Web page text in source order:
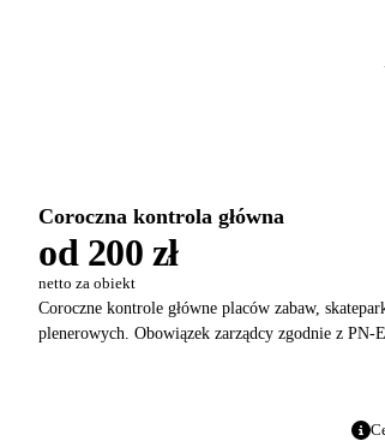
Coroczna kontrola główna
od 200 zł
netto za obiekt
Coroczne kontrole główne placów zabaw,
plenerowych. Obowiązek zarządcy zgodnie z PN-